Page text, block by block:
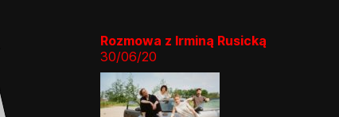
Rozmowa z Irminą Rusicką
30/06/20